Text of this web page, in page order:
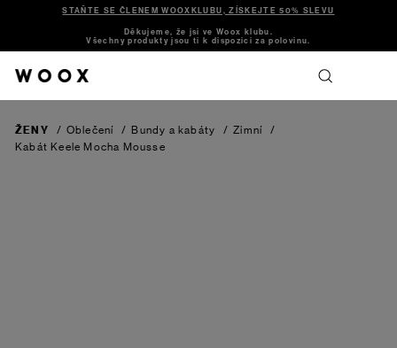
STAŇTE SE ČLENEM WOOXKLUBU, ZÍSKEJTE 50% SLEVU
Děkujeme, že jsi ve Woox klubu.
Všechny produkty jsou ti k dispozici za polovinu.
ŽENY / Oblečení / Bundy a kabáty / Zimní
/
Kabát Keele Mocha Mousse